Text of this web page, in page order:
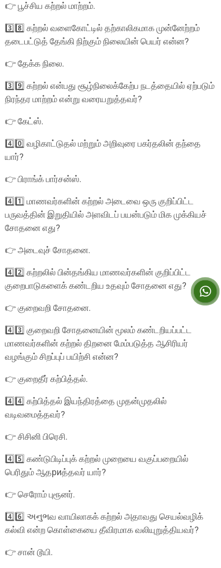
👉 பூச்சிய கற்றல் மாற்றம்.
3️⃣8️⃣ கற்றல் வளைகோட்டில் தற்காலிகமாக முன்னேற்றம்
தடைபட்டுத் தேங்கி நிற்கும் நிலையின் பெயர் என்ன?
👉 தேக்க நிலை.
3️⃣9️⃣ கற்றல் என்பது சூழ்நிலைக்கேற்ப நடத்தையில் ஏற்படும்
நிரந்தர மாற்றம் என்று வரையறுத்தவர்?
👉 கேட்ஸ்.
4️⃣0️⃣ வழிகாட்டுதல் மற்றும் அறிவுரை பகர்தலின் தந்தை
யார்?
👉 பிராங்க் பார்சன்ஸ்.
4️⃣1️⃣ மாணவர்களின் கற்றல் அடைவை ஒரு குறிப்பிட்ட
பருவத்தின் இறுதியில் அளவிடப் பயன்படும் மிக முக்கியச்
சோதனை எது?
👉 அடைவுச் சோதனை.
4️⃣2️⃣ கற்றலில் பின்தங்கிய மாணவர்களின் குறிப்பிட்ட
குறைபாடுகளைக் கண்டறிய உதவும் சோதனை எது?
👉 குறைவறி சோதனை.
4️⃣3️⃣ குறைவறி சோதனையின் மூலம் கண்டறியப்பட்ட
மாணவர்களின் கற்றல் திறனை மேம்படுத்த ஆசிரியர்
வழங்கும் சிறப்புப் பயிற்சி என்ன?
👉 குறைதீர் கற்பித்தல்.
4️⃣4️⃣ கற்பித்தல் இயந்திரத்தை முதன்முதலில்
வடிவமைத்தவர்?
👉 சிசினி பிரெசி.
4️⃣5️⃣ கண்டுபிடிப்புக் கற்றல் முறையை வகுப்பறையில்
பெரிதும் ஆதриத்தவர் யார்?
👉 செரோம் புரூனர்.
4️⃣6️⃣ અનુભவ வாயிலாகக் கற்றல் அதாவது செயல்வழிக்
கல்வி என்ற கொள்கையை தீவிரமாக வலியுறுத்தியவர்?
👉 சான் டூயி.